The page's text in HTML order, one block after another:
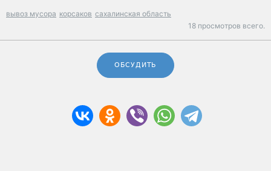
вывоз мусора корсаков сахалинская область
18 просмотров всего.
ОБСУДИТЬ